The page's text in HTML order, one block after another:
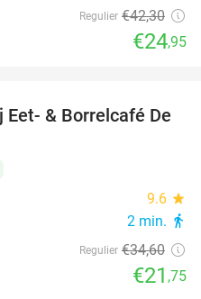
Regulier €42,30
€24,95
37%
& Borrelcafé De
9.6 star
2 min. directions_walk
Regulier €34,60
€21 ,75